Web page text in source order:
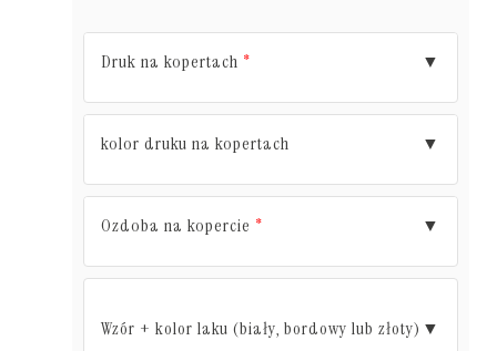
Druk na kopertach * ▼
kolor druku na kopertach ▼
Ozdoba na kopercie * ▼
Wzór + kolor laku (biały, bordowy lub złoty) ▼